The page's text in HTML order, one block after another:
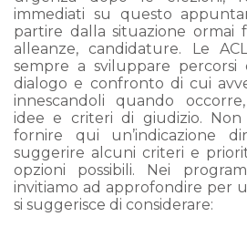
immediati su questo
partire dalla situazione ormai
alleanze, candidature. Le
sempre a sviluppare percorsi
dialogo e confronto di cui
innescandoli quando
idee e criteri di giudizio.
fornire qui un’indicazione
suggerire alcuni criteri e
opzioni possibili. Nei
invitiamo ad approfondire per
si suggerisce di considerare: